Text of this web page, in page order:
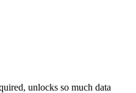
unlocks so much data